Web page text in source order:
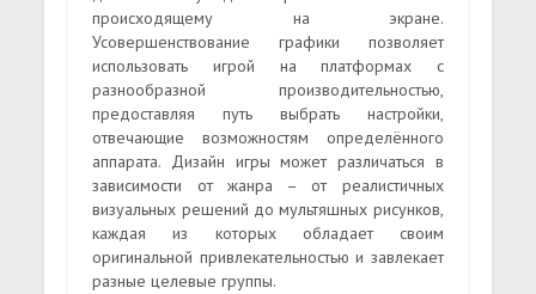
происходящему на экране.
Усовершенствование графики позволяет
использовать игрой на платформах с
разнообразной производительностью,
предоставляя путь выбрать настройки,
отвечающие возможностям определённого
аппарата. Дизайн игры может различаться в
зависимости от жанра – от реалистичных
визуальных решений до мультяшных рисунков,
каждая из которых обладает своим
оригинальной привлекательностью и завлекает
разные целевые группы.